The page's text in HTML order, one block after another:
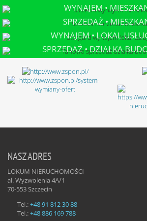
SZCZECIN
WYNAJEM •
SZCZECIN
SPRZEDAŻ •
SZCZECIN
WYNAJEM • LOKAL
STARGARD
SPRZEDAŻ • DZIAŁKA
TANOWO
NASZ ADRES
LOKUM NIERUCHOMOŚCI
al. Wyzwolenia 4A/1
70-553Szczecin
Tel.:+48 91 812 30 88
Tel.:+48 886 169 788